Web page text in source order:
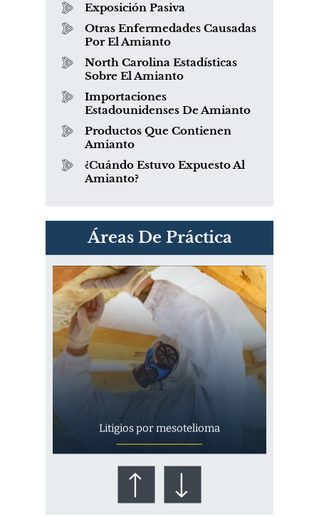
Exposición Pasiva
Otras Enfermedades Causadas
Por El Amianto
North Carolina Estadísticas
Sobre El Amianto
Importaciones
Estadounidenses De Amianto
Productos Que Contienen
Amianto
¿Cuándo Estuvo Expuesto Al
Amianto?
Áreas De Práctica
PVC Cloruro de polivinilo
Exposición
Litigios por mesotelioma